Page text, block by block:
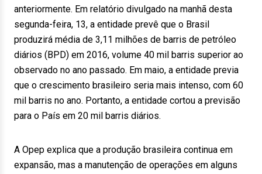
anteriormente. Em relatório divulgado na manhã desta
segunda-feira, 13, a entidade prevê que o Brasil
produzirá média de 3,11 milhões de barris de petróleo
diários (BPD) em 2016, volume 40 mil barris superior ao
observado no ano passado. Em maio, a entidade previa
que o crescimento brasileiro seria mais intenso, com 60
mil barris no ano. Portanto, a entidade cortou a previsão
para o País em 20 mil barris diários.
A Opep explica que a produção brasileira continua em
expansão, mas a manutenção de operações em alguns